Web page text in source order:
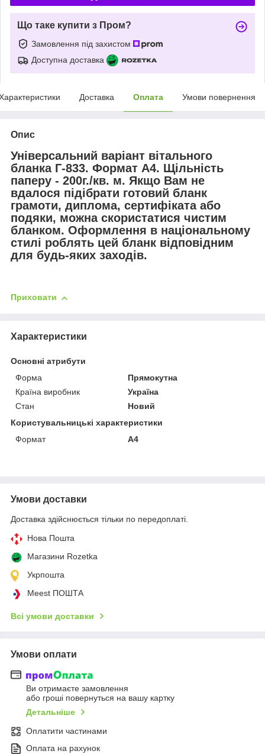
Що таке купити з Пром?
Замовлення під захистом
Доступна доставка
Доставка Оплата Умови повернення
Опис
Універсальний варіант вітального
бланка Г-833. Формат А4. Щільність
паперу - 200г./кв. м. Якщо Вам не
вдалося підібрати готовий бланк
грамоти, диплома, сертифіката або
подяки, можна скористатися чистим
бланком. Оформлення в національному
стилі роблять цей бланк відповідним
для будь-яких заходів.
Приховати
Характеристики
Основні атрибути
Форма
Прямокутна
Країна виробник
Україна
Стан
Новий
Користувальницькі характеристики
Формат
А4
Умови доставки
Доставка здійснюється тільки по передоплаті.
Нова Пошта
Магазини Rozetka
Укрпошта
Meest ПОШТА
Всі умови доставки
Умови оплати
Ви отримаєте замовлення
або гроші повернуться на вашу картку
Детальніше
Оплатити частинами
Оплата на рахунок